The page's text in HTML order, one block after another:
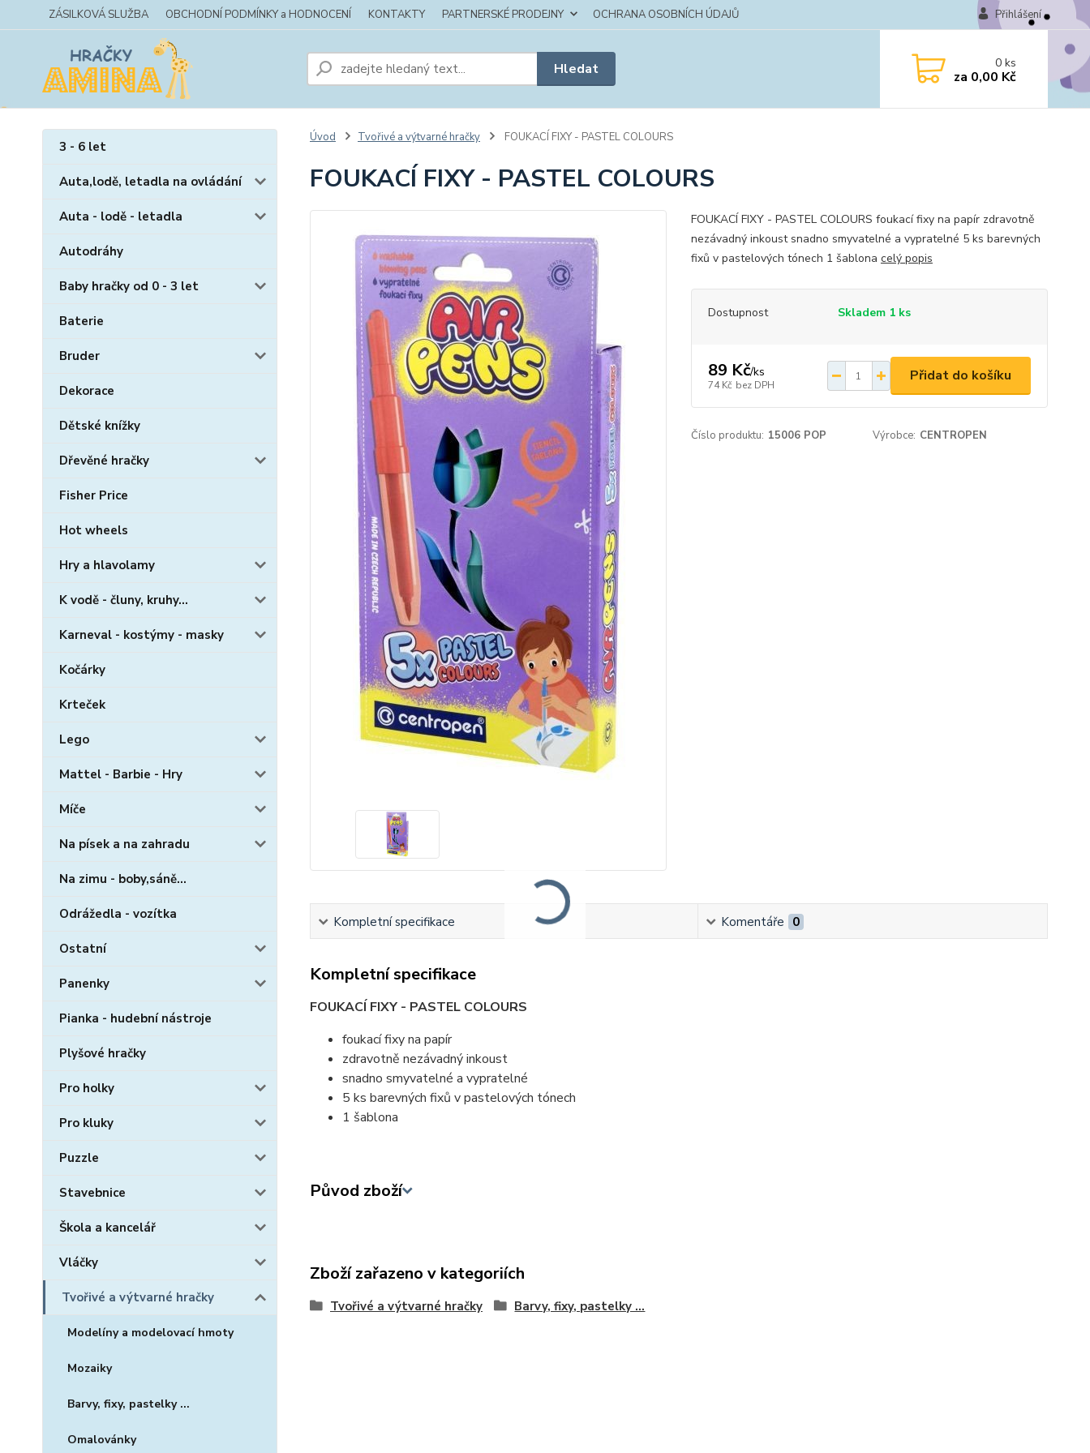
ZÁSILKOVÁ SLUŽBA OBCHODNÍ PODMÍNKY a HODNOCENÍ KONTAKTY PARTNERSKÉ PRODEJNY OCHRANA OSOBNÍCH ÚDAJŮ Přihlášení
Hledat 0ks
za 0,00 Kč
3 - 6 let
Auta,lodě, letadla na ovládání
Auta - lodě - letadla
Autodráhy
Baby hračky od 0 - 3 let
Baterie
Bruder
Dekorace
Dětské knížky
Dřevěné hračky
Fisher Price
Hot wheels
Hry a hlavolamy
K vodě - čluny, kruhy...
Karneval - kostýmy - masky
Kočárky
Krteček
Lego
Mattel - Barbie - Hry
Míče
Na písek a na zahradu
Na zimu - boby,sáně...
Odrážedla - vozítka
Ostatní
Panenky
Pianka - hudební nástroje
Plyšové hračky
Pro holky
Pro kluky
Puzzle
Stavebnice
Škola a kancelář
Vláčky
Tvořivé a výtvarné hračky
Modelíny a modelovací hmoty
Mozaiky
Barvy, fixy, pastelky ...
Omalovánky
Úvod Tvořivé a výtvarné hračky FOUKACÍ FIXY - PASTEL COLOURS
FOUKACÍ FIXY - PASTEL COLOURS
FOUKACÍ FIXY - PASTEL COLOURS foukací fixy na papír zdravotně
nezávadný inkoust snadno smyvatelné a vypratelné 5 ks barevných
fixů v pastelových tónech 1 šablona celý popis
Dostupnost Skladem 1 ks
89 Kč/ks
74 Kč bez DPH
Přidat do košíku
Číslo produktu: 15006 POP Výrobce: CENTROPEN
Kompletní specifikace Komentáře 0
Kompletní specifikace
FOUKACÍ FIXY - PASTEL COLOURS
foukací fixy na papír
zdravotně nezávadný inkoust
snadno smyvatelné a vypratelné
5 ks barevných fixů v pastelových tónech
1 šablona
Původ zboží
Zboží zařazeno v kategoriích
Tvořivé a výtvarné hračky Barvy, fixy, pastelky ...